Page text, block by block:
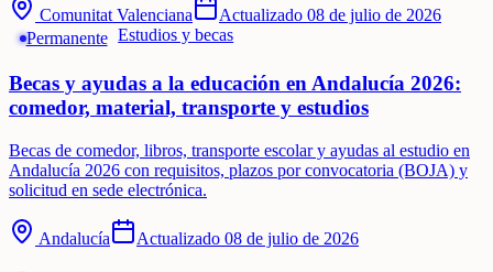
Comunitat Valenciana Actualizado 08 de julio de 2026
Permanente Estudios y becas
Becas y ayudas a la educación en Andalucía 2026:
comedor, material, transporte y estudios
Becas de comedor, libros, transporte escolar y ayudas al estudio en
Andalucía 2026 con requisitos, plazos por convocatoria (BOJA) y
solicitud en sede electrónica.
Andalucía Actualizado 08 de julio de 2026